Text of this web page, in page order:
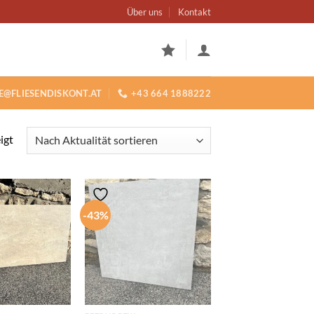
Über uns Kontakt
+43 664 1888222
Nach
Aktualität
-43%